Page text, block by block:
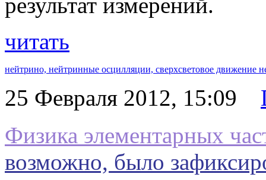
результат измерений.
читать
нейтрино, нейтринные осцилляции, сверхсветовое движение
25 Февраля 2012, 15:09
Физика элементарных
возможно, было